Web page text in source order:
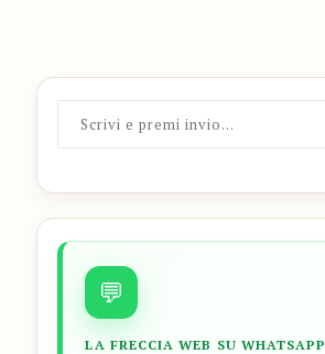
💬
LA FRECCIA WEB SU WHATSAPP